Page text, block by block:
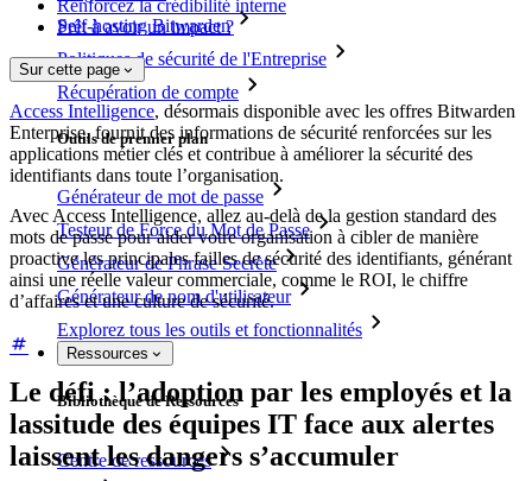
Self-hosting Bitwarden
Politiques de sécurité de l'Entreprise
Récupération de compte
Outils de premier plan
Générateur de mot de passe
Testeur de Force du Mot de Passe
Générateur de Phrase Secrète
Générateur de nom d'utilisateur
Explorez tous les outils et fonctionnalités
Ressources
Bibliothèque de Ressources
Centre de ressources
Renforcez la crédibilité interne
Prêt à avoir un impact ?
Sur cette page
Access Intelligence, désormais disponible avec les offres Bitwarden
Enterprise, fournit des informations de sécurité renforcées sur les
applications métier clés et contribue à améliorer la sécurité des
identifiants dans toute l’organisation.
Avec Access Intelligence, allez au-delà de la gestion standard des
mots de passe pour aider votre organisation à cibler de manière
proactive les principales failles de sécurité des identifiants, générant
ainsi une réelle valeur commerciale, comme le ROI, le chiffre
d’affaires et une culture de sécurité.
Le défi : l’adoption par les employés et la
lassitude des équipes IT face aux alertes
laissent les dangers s’accumuler